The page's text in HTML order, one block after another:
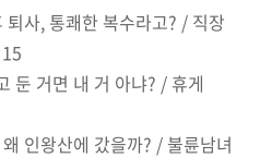
사, 통쾌한 복수라고? / 직장
둔 거면 내 거 아냐? / 휴게
인왕산에 갔을까? / 불륜남녀